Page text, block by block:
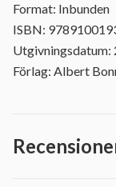
Format: Inbunden
ISBN:
Utgivningsdatum:
Förlag: Albert